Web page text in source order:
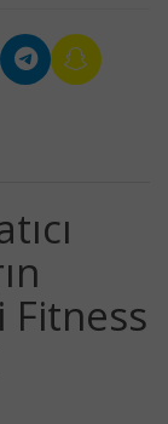
Fitness